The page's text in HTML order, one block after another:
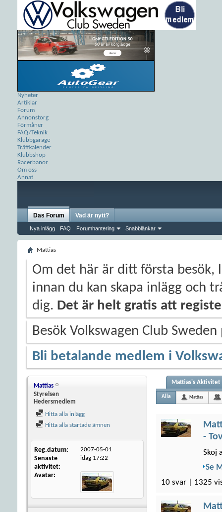
Nyheter
Artiklar
Forum
Annonstorg
Förmåner
FAQ/Teknik
Klubbgarage
Träffkalender
Klubbshop
Racerbanor
Om oss
Annat
Das Forum
Nya inlägg FAQ Forumhantering Snabblänkar
Vad är nytt?
Mattias
Om det här är ditt första besök,
innan du kan skapa inlägg och
dig. Det är helt gratis att
Besök Volkswagen Club
Bli betalande medlem i
Mattias
Styrelsen
Hedersmedlem
Hitta alla inlägg
Hitta alla startade ämnen
Reg.datum 2007-05-01
Senaste
aktivitet
idag 17:22
Avatar
Mattias's Aktivitet
Alla Mattias
-
Skoj
Se
10 svar | 1325